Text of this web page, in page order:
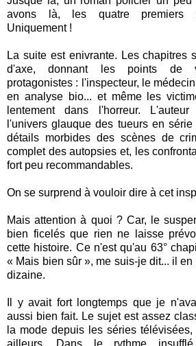
avons là, les quatre premiers
Uniquement !
La suite est enivrante. Les chapitres
d'axe, donnant les points de
protagonistes : l'inspecteur, le
en analyse bio... et même les
lentement dans l'horreur.
l'univers glauque des tueurs en
détails morbides des scènes de
complet des autopsies et, les
fort peu recommandables.
On se surprend à vouloir dire à cet
Mais attention à quoi ? Car, le
bien ficelés que rien ne laisse
cette histoire. Ce n'est qu'au 63°
« Mais bien sûr », me suis-je dit... il
dizaine.
Il y avait fort longtemps que je
aussi bien fait. Le sujet est assez
la mode depuis les séries
ailleurs. Dans le rythme